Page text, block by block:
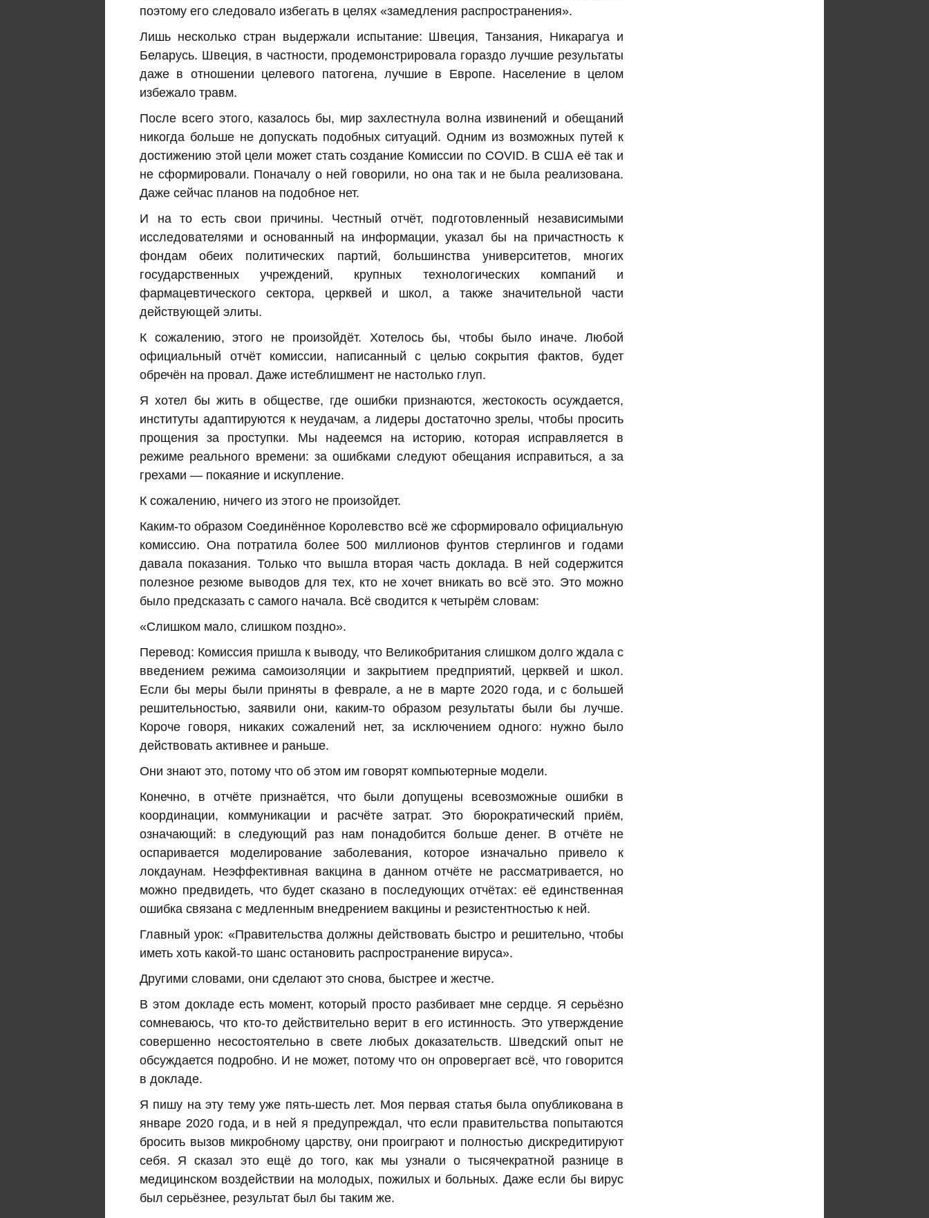
поэтому его следовало избегать в целях «замедления распространения».
Лишь несколько стран выдержали испытание: Швеция, Танзания, Никарагуа и
Беларусь. Швеция, в частности, продемонстрировала гораздо лучшие результаты
даже в отношении целевого патогена, лучшие в Европе. Население в целом
избежало травм.
После всего этого, казалось бы, мир захлестнула волна извинений и обещаний
никогда больше не допускать подобных ситуаций. Одним из возможных путей к
достижению этой цели может стать создание Комиссии по COVID. В США её так и
не сформировали. Поначалу о ней говорили, но она так и не была реализована.
Даже сейчас планов на подобное нет.
И на то есть свои причины. Честный отчёт, подготовленный независимыми
исследователями и основанный на информации, указал бы на причастность к
фондам обеих политических партий, большинства университетов, многих
государственных учреждений, крупных технологических компаний и
фармацевтического сектора, церквей и школ, а также значительной части
действующей элиты.
К сожалению, этого не произойдёт. Хотелось бы, чтобы было иначе. Любой
официальный отчёт комиссии, написанный с целью сокрытия фактов, будет
обречён на провал. Даже истеблишмент не настолько глуп.
Я хотел бы жить в обществе, где ошибки признаются, жестокость осуждается,
институты адаптируются к неудачам, а лидеры достаточно зрелы, чтобы просить
прощения за проступки. Мы надеемся на историю, которая исправляется в
режиме реального времени: за ошибками следуют обещания исправиться, а за
грехами — покаяние и искупление.
К сожалению, ничего из этого не произойдет.
Каким-то образом Соединённое Королевство всё же сформировало официальную
комиссию. Она потратила более 500 миллионов фунтов стерлингов и годами
давала показания. Только что вышла вторая часть доклада. В ней содержится
полезное резюме выводов для тех, кто не хочет вникать во всё это. Это можно
было предсказать с самого начала. Всё сводится к четырём словам:
«Слишком мало, слишком поздно».
Перевод: Комиссия пришла к выводу, что Великобритания слишком долго ждала с
введением режима самоизоляции и закрытием предприятий, церквей и школ.
Если бы меры были приняты в феврале, а не в марте 2020 года, и с большей
решительностью, заявили они, каким-то образом результаты были бы лучше.
Короче говоря, никаких сожалений нет, за исключением одного: нужно было
действовать активнее и раньше.
Они знают это, потому что об этом им говорят компьютерные модели.
Конечно, в отчёте признаётся, что были допущены всевозможные ошибки в
координации, коммуникации и расчёте затрат. Это бюрократический приём,
означающий: в следующий раз нам понадобится больше денег. В отчёте не
оспаривается моделирование заболевания, которое изначально привело к
локдаунам. Неэффективная вакцина в данном отчёте не рассматривается, но
можно предвидеть, что будет сказано в последующих отчётах: её единственная
ошибка связана с медленным внедрением вакцины и резистентностью к ней.
Главный урок: «Правительства должны действовать быстро и решительно, чтобы
иметь хоть какой-то шанс остановить распространение вируса».
Другими словами, они сделают это снова, быстрее и жестче.
В этом докладе есть момент, который просто разбивает мне сердце. Я серьёзно
сомневаюсь, что кто-то действительно верит в его истинность. Это утверждение
совершенно несостоятельно в свете любых доказательств. Шведский опыт не
обсуждается подробно. И не может, потому что он опровергает всё, что говорится
в докладе.
Я пишу на эту тему уже пять-шесть лет. Моя первая статья была опубликована в
январе 2020 года, и в ней я предупреждал, что если правительства попытаются
бросить вызов микробному царству, они проиграют и полностью дискредитируют
себя. Я сказал это ещё до того, как мы узнали о тысячекратной разнице в
медицинском воздействии на молодых, пожилых и больных. Даже если бы вирус
был серьёзнее, результат был бы таким же.